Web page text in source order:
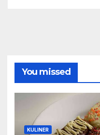
You missed
KULINER